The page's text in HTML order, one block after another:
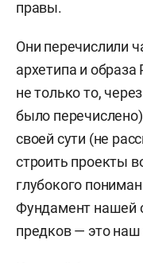
правы.
Они перечислили
архетипа и
не только то,
было
своей сути (не
строить проекты
глубокого
Фундамент нашей
предков — это наш